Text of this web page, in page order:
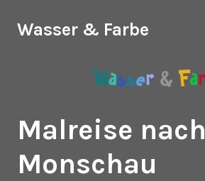
Inhalt
Wasser & Farbe
Malreise nach
Monschau